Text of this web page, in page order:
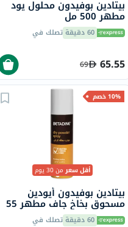
بيتادين بوفيدون محلول يود
مطهر 500 مل
60 دقيقة تصلك في
65.55
69
10% خصم
أقل سعرمن 30 يوم
بيتادين بوفيدون أيودين
مسحوق بخاخ جاف مطهر 55
جرام 60 دقيقة تصلك في